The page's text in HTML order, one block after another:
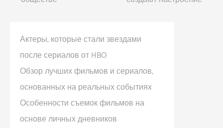
Актеры, которые стали звездами
после сериалов от HBO
Обзор лучших фильмов и сериалов,
основанных на реальных событиях
Особенности съемок фильмов на
основе личных дневников